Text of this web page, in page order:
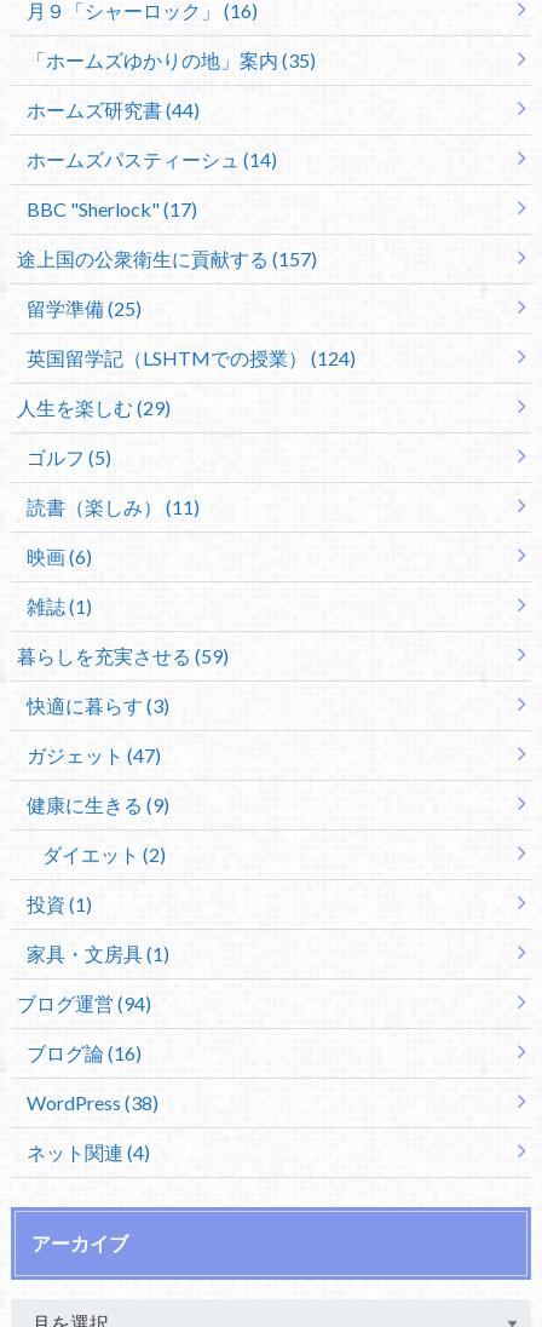
月９「シャーロック」 (16)
「ホームズゆかりの地」案内 (35)
ホームズ研究書 (44)
ホームズパスティーシュ (14)
BBC "Sherlock" (17)
途上国の公衆衛生に貢献する (157)
留学準備 (25)
英国留学記（LSHTMでの授業） (124)
人生を楽しむ (29)
ゴルフ (5)
読書（楽しみ） (11)
映画 (6)
雑誌 (1)
暮らしを充実させる (59)
快適に暮らす (3)
ガジェット (47)
健康に生きる (9)
ダイエット (2)
投資 (1)
家具・文房具 (1)
ブログ運営 (94)
ブログ論 (16)
WordPress (38)
ネット関連 (4)
アーカイブ